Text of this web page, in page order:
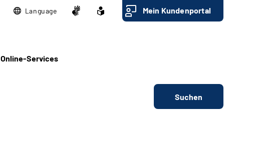
Language Mein Kundenportal
Online-Services
Suchen